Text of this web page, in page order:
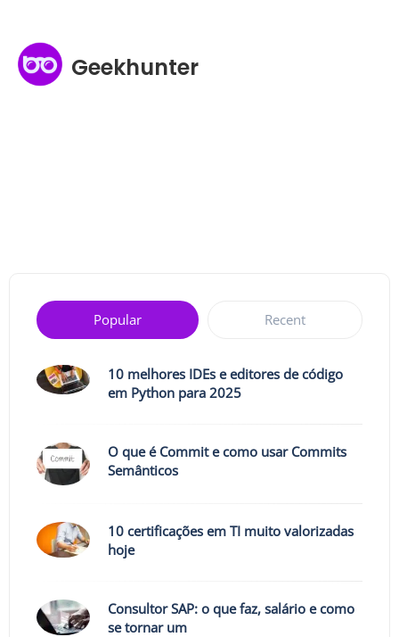
Geekhunter
Popular Recent
10 melhores IDEs e editores de código
em Python para 2025
O que é Commit e como usar Commits
Semânticos
10 certificações em TI muito valorizadas
hoje
Consultor SAP: o que faz, salário e como
se tornar um